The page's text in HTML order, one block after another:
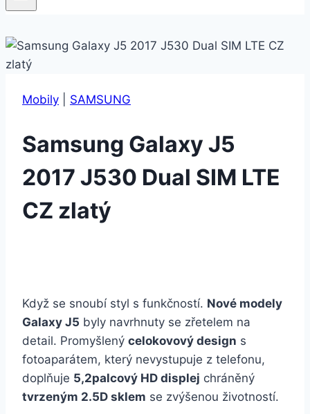
Mobily SAMSUNG
Samsung Galaxy J5
2017 J530 Dual SIM LTE
CZ zlatý
Když se snoubí styl s funkčností. Nové modely
Galaxy J5 byly navrhnuty se zřetelem na
detail. Promyšlený celokovový design s
fotoaparátem, který nevystupuje z telefonu,
doplňuje 5,2palcový HD displej chráněný
tvrzeným 2.5D sklem se zvýšenou životností.